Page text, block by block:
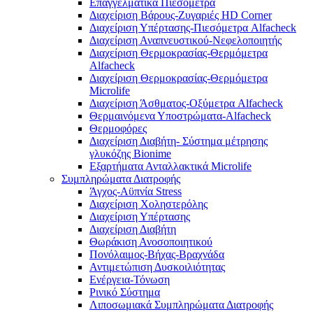
Επαγγελματικά Πιεσόμετρα
Διαχείριση Βάρους-Ζυγαριές HD Corner
Διαχείριση Υπέρτασης-Πιεσόμετρα Alfacheck
Διαχείριση Αναπνευστικού-Νεφελοποιητής
Διαχείριση Θερμοκρασίας-Θερμόμετρα
Alfacheck
Διαχείριση Θερμοκρασίας-Θερμόμετρα
Microlife
Διαχείριση Άσθματος-Οξύμετρα Alfacheck
Θερμαινόμενα Υποστρώματα-Alfacheck
Θερμοφόρες
Διαχείριση Διαβήτη- Σύστημα μέτρησης
γλυκόζης Bionime
Εξαρτήματα Ανταλλακτικά Microlife
Συμπληρώματα Διατροφής
Άγχος-Αϋπνία Stress
Διαχείριση Χοληστερόλης
Διαχείριση Υπέρτασης
Διαχείριση Διαβήτη
Θωράκιση Ανοσοποιητικού
Πονόλαιμος-Βήχας-Βραχνάδα
Αντιμετώπιση Δυσκοιλιότητας
Eνέργεια-Τόνωση
Ρινικό Σύστημα
Λιποσωμιακά Συμπληρώματα Διατροφής